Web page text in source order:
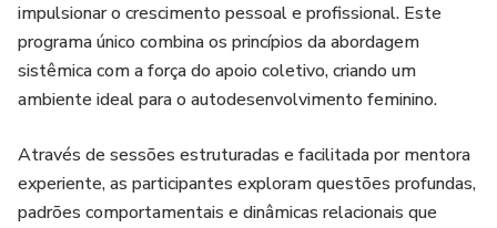
impulsionar o crescimento pessoal e profissional. Este
programa único combina os princípios da abordagem
sistêmica com a força do apoio coletivo, criando um
ambiente ideal para o autodesenvolvimento feminino.
Através de sessões estruturadas e facilitada por mentora
experiente, as participantes exploram questões profundas,
padrões comportamentais e dinâmicas relacionais que